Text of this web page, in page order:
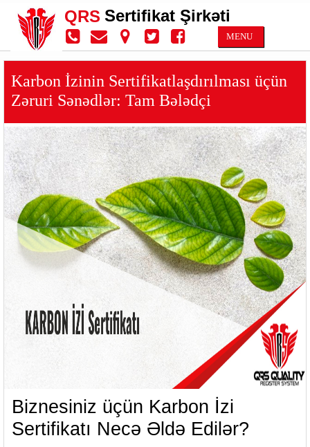
QRS Sertifikat Şirkəti
MENU
Karbon İzinin Sertifikatlaşdırılması üçün
Zəruri Sənədlər: Tam Bələdçi
Biznesiniz üçün Karbon İzi
Sertifikatı Necə Əldə Edilər?